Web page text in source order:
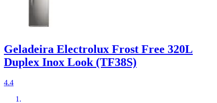
Geladeira Electrolux Frost Free 320L
Duplex Inox Look (TF38S)
4.4